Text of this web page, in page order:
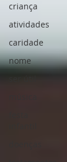
criança
atividades
caridade
nome